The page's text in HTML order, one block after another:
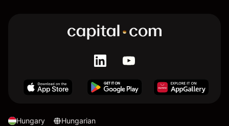
Hungary Hungarian